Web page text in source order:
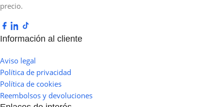
precio.
Información al cliente
Aviso legal
Política de privacidad
Política de cookies
Reembolsos y devoluciones